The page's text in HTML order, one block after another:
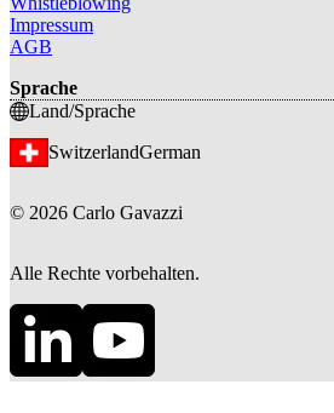
Impressum
AGB
Sprache
Land/Sprache
SwitzerlandGerman
© 2026 Carlo Gavazzi
Alle Rechte vorbehalten.